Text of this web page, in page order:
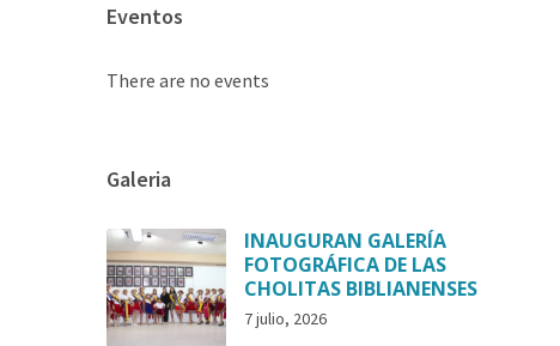
Eventos
There are no events
Galeria
INAUGURAN GALERÍA
FOTOGRÁFICA DE LAS
CHOLITAS BIBLIANENSES
7 julio, 2026